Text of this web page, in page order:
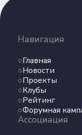
Навигация
Главная
Новости
Проекты
Клубы
Рейтинг
Форумная
Ассоциация